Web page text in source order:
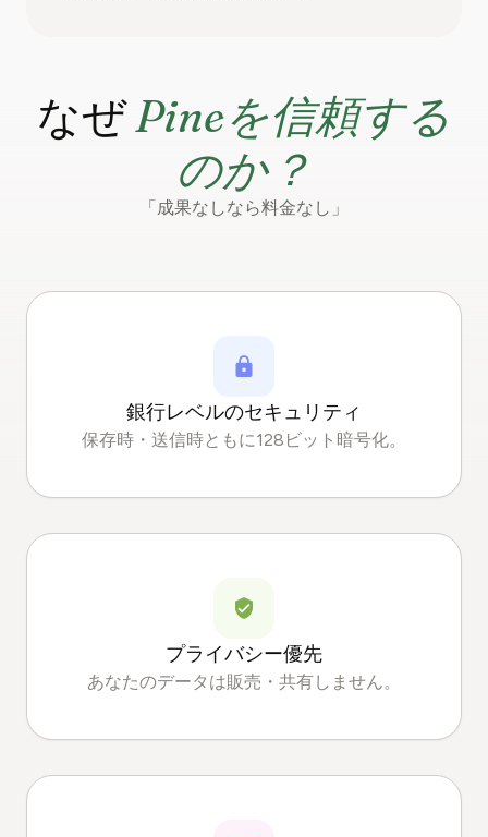
なぜPineを信頼する
のか？
「成果なしなら料金なし」
銀行レベルのセキュリティ
保存時・送信時ともに128ビット暗号化。
プライバシー優先
あなたのデータは販売・共有しません。